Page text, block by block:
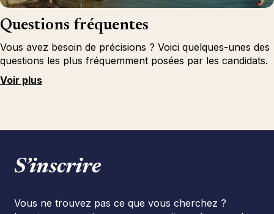
Questions fréquentes
Vous avez besoin de précisions ? Voici quelques-unes des
questions les plus fréquemment posées par les candidats.
Voir plus
S’inscrire
Vous ne trouvez pas ce que vous cherchez ?